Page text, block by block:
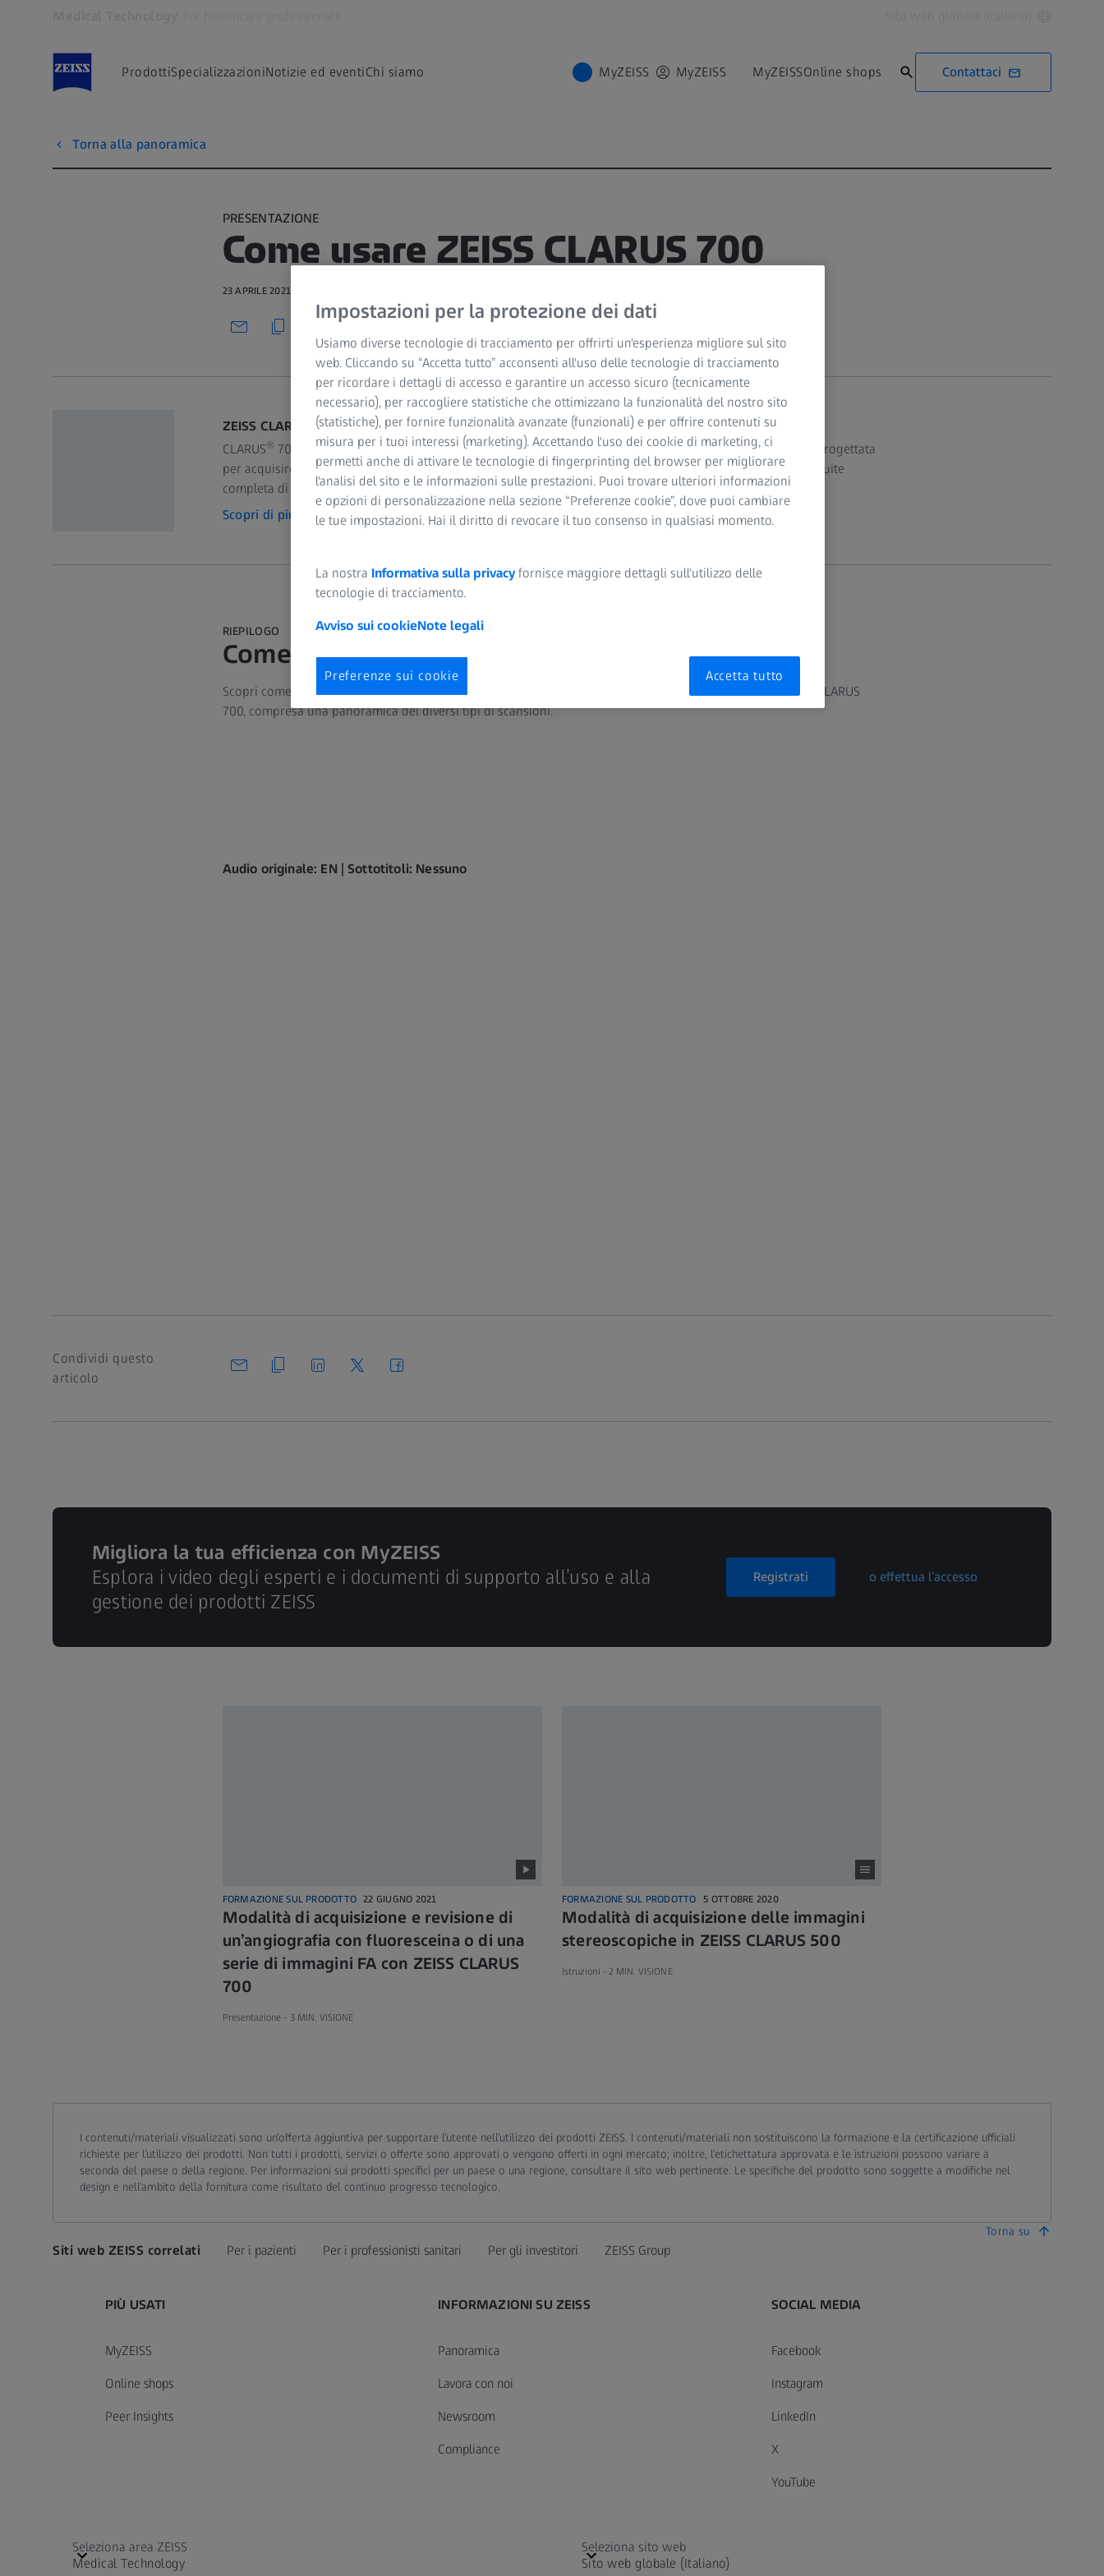
ProdottiSpecializzazioniNotizie ed eventiChi siamo MyZEISS MyZEISS MyZEISSOnline shops Contattaci
Torna alla panoramica
PRESENTAZIONE
Come usare ZEISS CLARUS 700
23 APRILE 2021 · 3 MIN VISIONE
ZEISS CLARUS 700
CLARUS® 700 di ZEISS è una fotocamera retinica completa a campo ultra largo per specialisti oftalmologi, progettata
per acquisire immagini ultra-widefield in colori reali, dotata di una qualità d’immagine insuperabile e una suite
completa di funzioni, inclusa l’angiografia con fluoresceina.
Scopri di più
RIEPILOGO
Come usare ZEISS CLARUS 700
Scopri come posizionare il paziente, allineare e mettere a fuoco per l’acquisizione delle immagini su ZEISS CLARUS
700, compresa una panoramica dei diversi tipi di scansioni.
Audio originale: EN | Sottotitoli: Nessuno
Condividi questo
articolo
Migliora la tua efficienza con MyZEISS
Esplora i video degli esperti e i documenti di supporto all’uso e alla
gestione dei prodotti ZEISS
Registrati o effettua l’accesso
FORMAZIONE SUL PRODOTTO 22 GIUGNO 2021
Modalità di acquisizione e revisione di
un’angiografia con fluoresceina o di una
serie di immagini FA con ZEISS CLARUS
700
Presentazione - 3 MIN. VISIONE
FORMAZIONE SUL PRODOTTO 5 OTTOBRE 2020
Modalità di acquisizione delle immagini
stereoscopiche in ZEISS CLARUS 500
Istruzioni - 2 MIN. VISIONE
I contenuti/materiali visualizzati sono un’offerta aggiuntiva per supportare l’utente nell’utilizzo dei prodotti ZEISS. I contenuti/materiali non sostituiscono la formazione e la certificazione ufficiali
richieste per l’utilizzo dei prodotti. Non tutti i prodotti, servizi o offerte sono approvati o vengono offerti in ogni mercato; inoltre, l’etichettatura approvata e le istruzioni possono variare a
seconda del paese o della regione. Per informazioni sui prodotti specifici per un paese o una regione, consultare il sito web pertinente. Le specifiche del prodotto sono soggette a modifiche nel
design e nell’ambito della fornitura come risultato del continuo progresso tecnologico.
Torna su
Siti web ZEISS correlati Per i pazienti Per i professionisti sanitari Per gli investitori ZEISS Group
PIÙ USATI
MyZEISS
Online shops
Peer Insights
INFORMAZIONI SU ZEISS
Panoramica
Lavora con noi
Newsroom
Compliance
SOCIAL MEDIA
Facebook
Instagram
LinkedIn
X
YouTube
Seleziona area ZEISS
Medical Technology
Seleziona sito web
Sito web globale (Italiano)
Impostazioni per la protezione dei dati
Usiamo diverse tecnologie di tracciamento per offrirti un'esperienza migliore sul sito
web. Cliccando su “Accetta tutto” acconsenti all'uso delle tecnologie di tracciamento
per ricordare i dettagli di accesso e garantire un accesso sicuro (tecnicamente
necessario), per raccogliere statistiche che ottimizzano la funzionalità del nostro sito
(statistiche), per fornire funzionalità avanzate (funzionali) e per offrire contenuti su
misura per i tuoi interessi (marketing). Accettando l'uso dei cookie di marketing, ci
permetti anche di attivare le tecnologie di fingerprinting del browser per migliorare
l'analisi del sito e le informazioni sulle prestazioni. Puoi trovare ulteriori informazioni
e opzioni di personalizzazione nella sezione “Preferenze cookie”, dove puoi cambiare
le tue impostazioni. Hai il diritto di revocare il tuo consenso in qualsiasi momento.
La nostra Informativa sulla privacyfornisce maggiore dettagli sull'utilizzo delle
tecnologie di tracciamento.
Avviso sui cookieNote legali
Preferenze sui cookie Accetta tutto